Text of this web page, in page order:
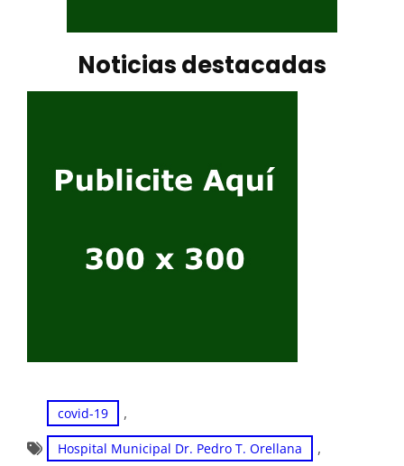
Noticias destacadas
covid-19 ,
Hospital Municipal Dr. Pedro T. Orellana ,